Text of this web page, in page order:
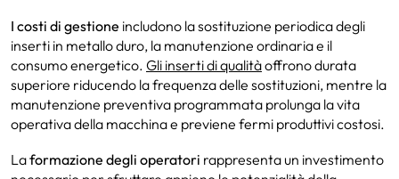
I costi di gestione includono la sostituzione periodica degli
inserti in metallo duro, la manutenzione ordinaria e il
consumo energetico. Gli inserti di qualitàoffrono durata
superiore riducendo la frequenza delle sostituzioni, mentre la
manutenzione preventiva programmata prolunga la vita
operativa della macchina e previene fermi produttivi costosi.
Laformazione degli operatori rappresenta un investimento